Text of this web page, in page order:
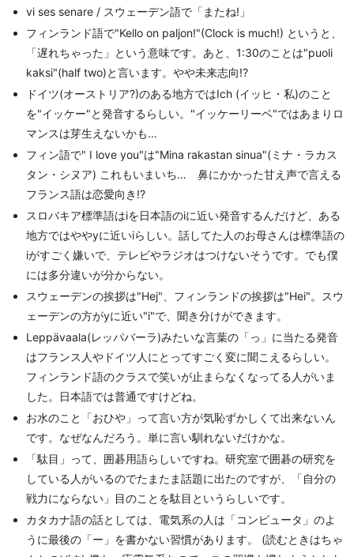
vi ses senare / スウェーデン語で「またね!」
フィンランド語で"Kello on paljon!"(Clock is much!) というと、
「遅れちゃった」という意味です。あと、1:30のことは"puoli
kaksi"(half two)と言います。やや未来志向!?
ドイツ(オーストリア?)のある地方ではIch (イッヒ・私)のこと
を"イッケー"と発音するらしい。"イッケーリーベ"ではあまりロ
マンスは芽生えないかも…
フィン語で" I love you"は"Mina rakastan sinua"(ミナ・ラカス
タン・シヌア) これもいまいち… 鼻にかかった甘え声で言える
フランス語は恋愛向き!?
スロバキア標準語はiを日本語のiに近い発音するんだけど、ある
地方ではややyに近いiらしい。話してた人のお母さんは標準語の
iがすごく嫌いで、テレビやラジオはつけないそうです。でも僕
には多分違いが分からない。
スウェーデンの挨拶は"Hej"、フィンランドの挨拶は"Hei"。スウ
ェーデンの方がyに近い"i"で、聞き分けができます。
Leppävaala(レッパバーラ)みたいな言葉の「っ」に当たる発音
はフランス人やドイツ人にとってすごく変に聞こえるらしい。
フィンランド語のクラスで笑いが止まらなくなってる人がいま
した。日本語では普通ですけどね。
お水のこと「おひや」って言い方が気恥ずかしくて出来ないん
です。なぜなんだろう。単に言い馴れないだけかな。
「駄目」って、囲碁用語らしいですね。研究室で囲碁の研究を
している人がいるのでたまたま話題に出たのですが、「自分の
戦力にならない」目のことを駄目というらしいです。
カタカナ語の話としては、電気系の人は「コンピュータ」のよ
うに最後の「ー」を書かない習慣があります。 (読むときはちゃ